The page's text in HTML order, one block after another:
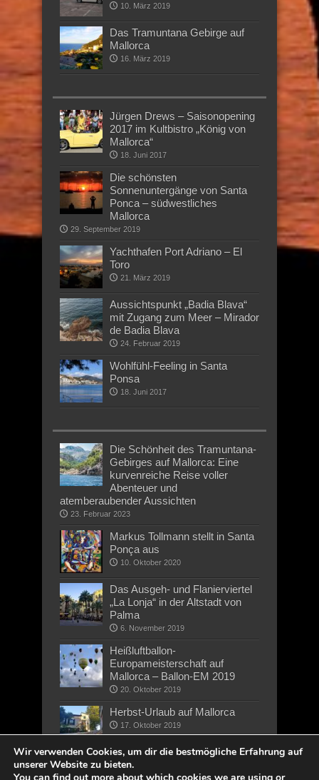
10. März 2019
Das Tramuntana Gebirge auf
Mallorca
16. März 2019
Jürgen Drews – Saisonopening
2017 im Kultbistro „König von
Mallorca“
18. Juni 2017
Die schönsten
Sonnenuntergänge von Santa
Ponca – südwestliches
Mallorca
29. September 2019
Yachthafen Port Adriano – El
Toro
21. März 2019
Aussichtspunkt „Badia Blava“
mit Zugang zum Meer – Mirador
de Badia Blava
24. Februar 2019
Wohlfühl-Feeling in Santa
Ponsa
18. Juni 2017
Die Schönheit des Tramuntana-
Gebirges auf Mallorca: Eine
kurvenreiche Reise voller
Abenteuer und
atemberaubender Aussichten
23. Februar 2023
Markus Tollmann stellt in Santa
Ponça aus
10. Oktober 2020
Das Ausgeh- und Flanierviertel
„La Lonja“ in der Altstadt von
Palma
6. November 2019
Heißluftballon-
Europameisterschaft auf
Mallorca – Ballon-EM 2019
20. Oktober 2019
Herbst-Urlaub auf Mallorca
17. Oktober 2019
Wir verwenden Cookies, um dir die bestmögliche Erfahrung auf
unserer Website zu bieten.